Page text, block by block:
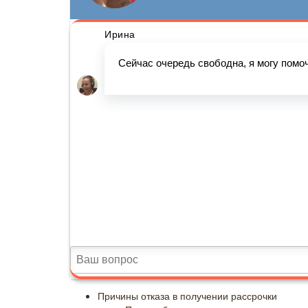
Причины отказа в получении рассрочки